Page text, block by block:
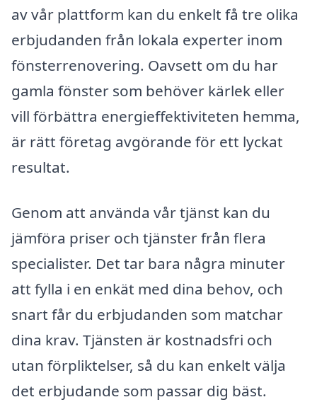
av vår plattform kan du enkelt få tre olika
erbjudanden från lokala experter inom
fönsterrenovering. Oavsett om du har
gamla fönster som behöver kärlek eller
vill förbättra energieffektiviteten hemma,
är rätt företag avgörande för ett lyckat
resultat.
Genom att använda vår tjänst kan du
jämföra priser och tjänster från flera
specialister. Det tar bara några minuter
att fylla i en enkät med dina behov, och
snart får du erbjudanden som matchar
dina krav. Tjänsten är kostnadsfri och
utan förpliktelser, så du kan enkelt välja
det erbjudande som passar dig bäst.